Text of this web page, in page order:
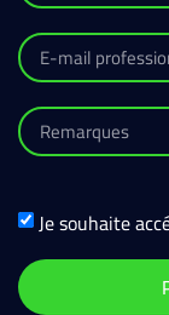
Je souhaite